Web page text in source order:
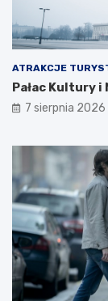
ATRAKCJE
Pałac Kultury
7 sierpnia 2026